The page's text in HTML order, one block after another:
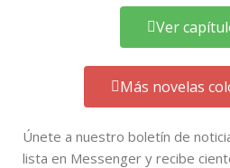
Ver
Más novelas
Únete a nuestro boletín de
lista en Messenger y recibe